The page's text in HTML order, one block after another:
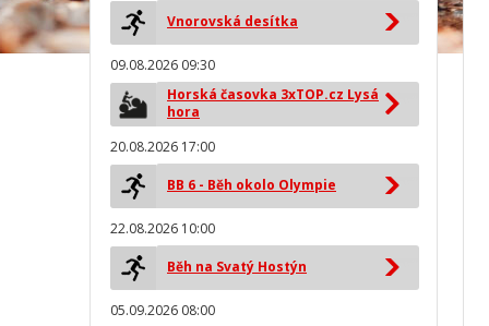
Vnorovská desítka
09.08.2026 09:30
Horská časovka 3xTOP.cz Lysá
hora
20.08.2026 17:00
BB 6 - Běh okolo Olympie
22.08.2026 10:00
Běh na Svatý Hostýn
05.09.2026 08:00